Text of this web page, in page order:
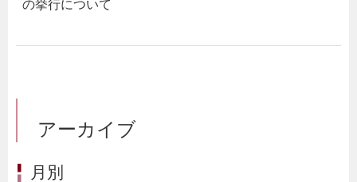
の挙行について
アーカイブ
月別